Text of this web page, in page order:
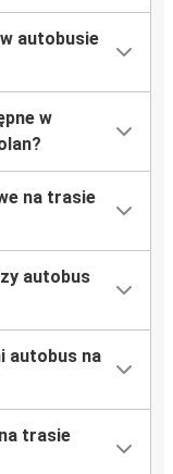
autobusie
w
na trasie
autobus
autobus na
trasie